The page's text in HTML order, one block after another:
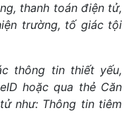
thanh toán điện tử,
trường, tố giác tội
thông tin thiết yếu,
hoặc qua thẻ Căn
như: Thông tin tiêm